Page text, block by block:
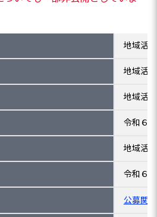
地域活
地域活
地域活
令和６
地域活
令和６
公募関